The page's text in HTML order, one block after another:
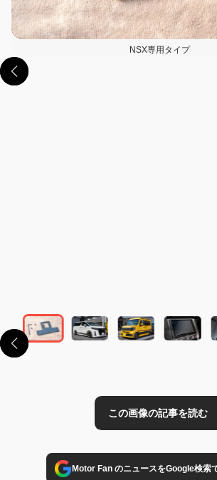
NSX専用タイプ
Motor Fan のニュースをGoogle検索